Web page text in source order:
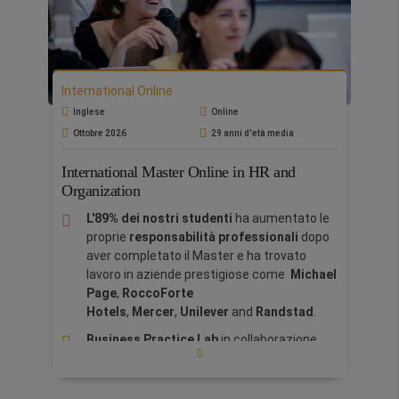
carriera:
Aumento di stipendio del 34%-
Progetta il tuo profilo professionale.
Business Practice Lab con Oracle:
implementando le basi di progetti specifici
utilizzando metodi avanzati di project
management. ​
Aderendo ai più alti standard di metodologia
didattica forniti dall'EFMD, il Master viene
insegnato attraverso lezioni interattive,
analisi di casi di studio, esercitazioni,
discussioni, esercizi di lavoro di gruppo,
videoconferenze, analisi di business e
sessioni di presentazioni degli studenti.
Scopri il tuo potenziale inespressoe la tua
capacità di assumerti responsabilità e
promuovere un cambiamento significativo. Il
programma di master online è la soluzione
International Online
Inglese Online
Ottobre 2026 29 anni d'età media
International Master Online in HR and
Organization
L'89% dei nostri studenti ha aumentato le
proprie responsabilità professionali dopo
aver completato il Master e ha trovato
lavoro in aziende prestigiose come
Michael
Page, Rocco Forte
Hotels, Mercer, Unilever and Randstad
Business Practice Lab in collaborazione